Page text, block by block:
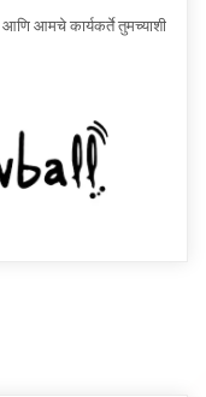
आमचे कार्यकर्ते तुमच्याशी